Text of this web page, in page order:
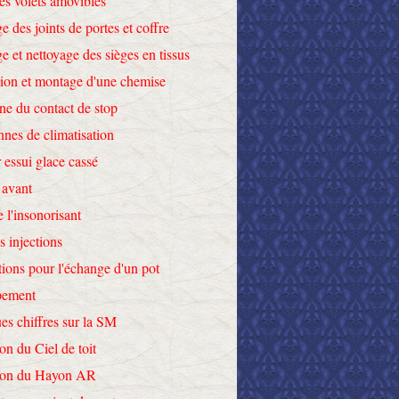
des joints de portes et coffre
et nettoyage des sièges en tissus
et montage d'une chemise
du contact de stop
de climatisation
glace cassé
l'insonorisant
injections
pour l'échange d'un pot
chiffres sur la SM
du Ciel de toit
du Hayon AR